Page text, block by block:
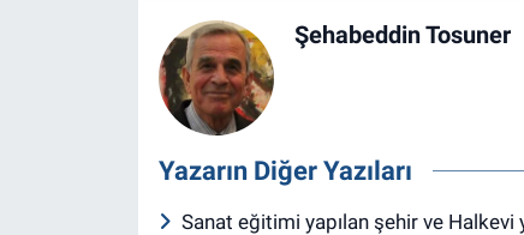
Şehabeddin Tosuner
Yazarın Diğer Yazıları
Sanat eğitimi yapılan şehir ve Halkevi